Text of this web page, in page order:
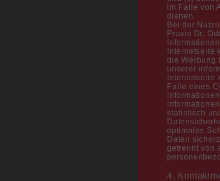
im Falle von
dienen.
Bei der
Praxis Dr.
Internetseite
die Werbung
unserer
Internetseite
Falle eines
statistisch
optimales
Daten
getrennt von
4.